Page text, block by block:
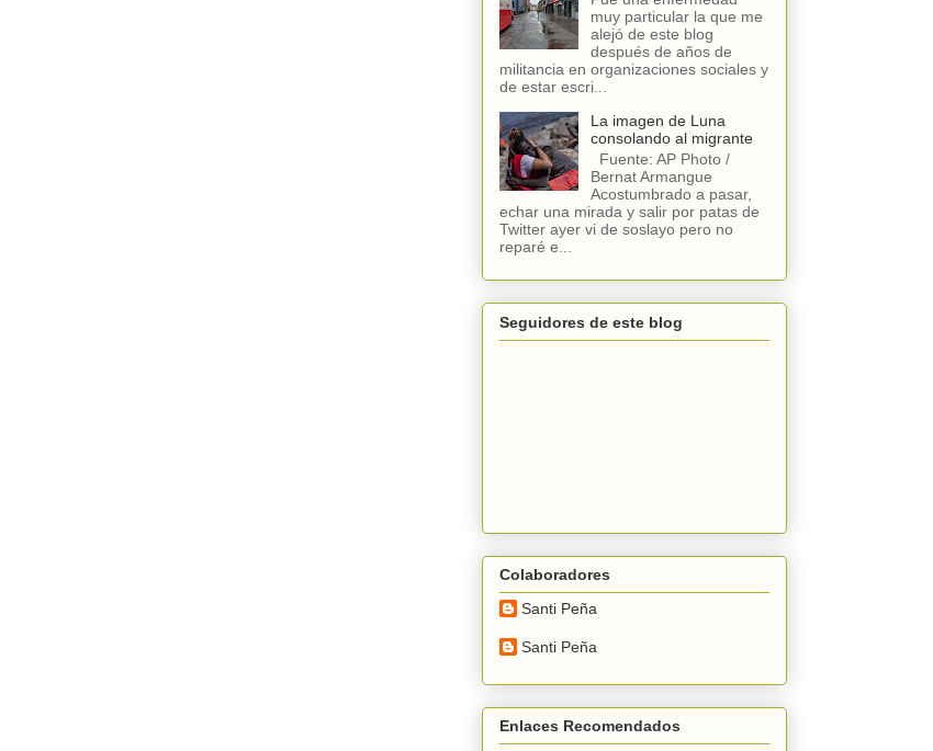
muy particular la que me
alejó de este blog
después de años de
militancia en organizaciones sociales y
de estar escri...
La imagen de Luna
consolando al migrante
Fuente: AP Photo /
Bernat Armangue
Acostumbrado a pasar,
echar una mirada y salir por patas de
Twitter ayer vi de soslayo pero no
reparé e...
Seguidores de este blog
Colaboradores
Santi Peña
Santi Peña
Enlaces Recomendados